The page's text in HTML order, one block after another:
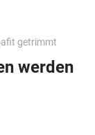
getrimmt
werden